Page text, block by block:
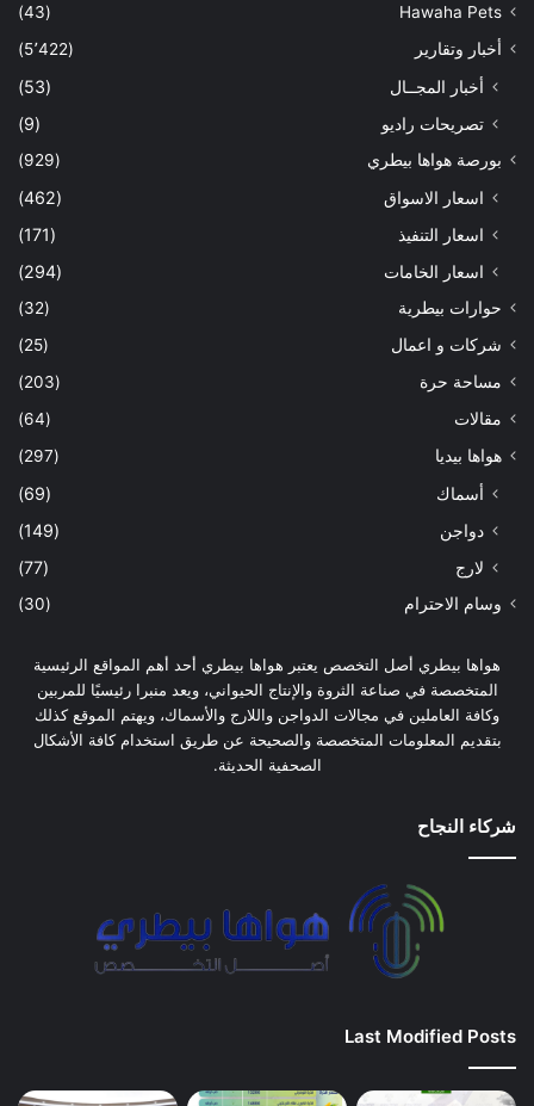
Hawaha Pets
(43)
أخبار وتقارير
(5٬422)
أخبار المجــال
(53)
تصريحات راديو
(9)
بورصة هواها بيطري (929)
اسعار الاسواق
(462)
اسعار التنفيذ
(171)
اسعار الخامات
(294)
حوارات بيطرية
(32)
شركات و اعمال
(25)
مساحة حرة
(203)
مقالات
(64)
هواها بيديا
(297)
أسماك
(69)
دواجن
(149)
لارج
(77)
وسام الاحترام (30)
هواها بيطري أصل التخصص يعتبر هواها بيطري أحد أهم المواقع الرئيسية
المتخصصة في صناعة الثروة والإنتاج الحيواني، ويعد منبرا رئيسيًا للمربين
وكافة العاملين في مجالات الدواجن واللارج والأسماك، ويهتم الموقع كذلك
بتقديم المعلومات المتخصصة والصحيحة عن طريق استخدام كافة الأشكال
الصحفية الحديثة.
شركاء النجاح
Last Modified Posts